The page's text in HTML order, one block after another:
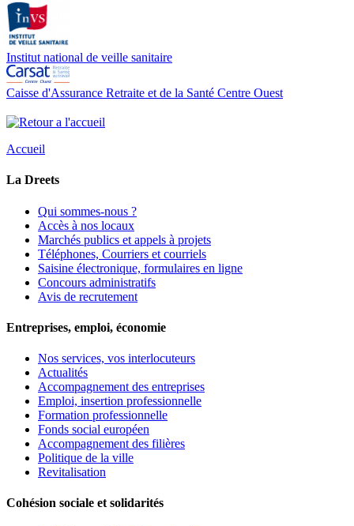
Institut national de veille sanitaire
Caisse d'Assurance Retraite et de la Santé Centre Ouest
Accueil
La Dreets
Qui sommes-nous ?
Accès à nos locaux
Marchés publics et appels à projets
Téléphones, Courriers et courriels
Saisine électronique, formulaires en ligne
Concours administratifs
Avis de recrutement
Entreprises, emploi, économie
Nos services, vos interlocuteurs
Actualités
Accompagnement des entreprises
Emploi, insertion professionnelle
Formation professionnelle
Fonds social européen
Accompagnement des filières
Politique de la ville
Revitalisation
Cohésion sociale et solidarités